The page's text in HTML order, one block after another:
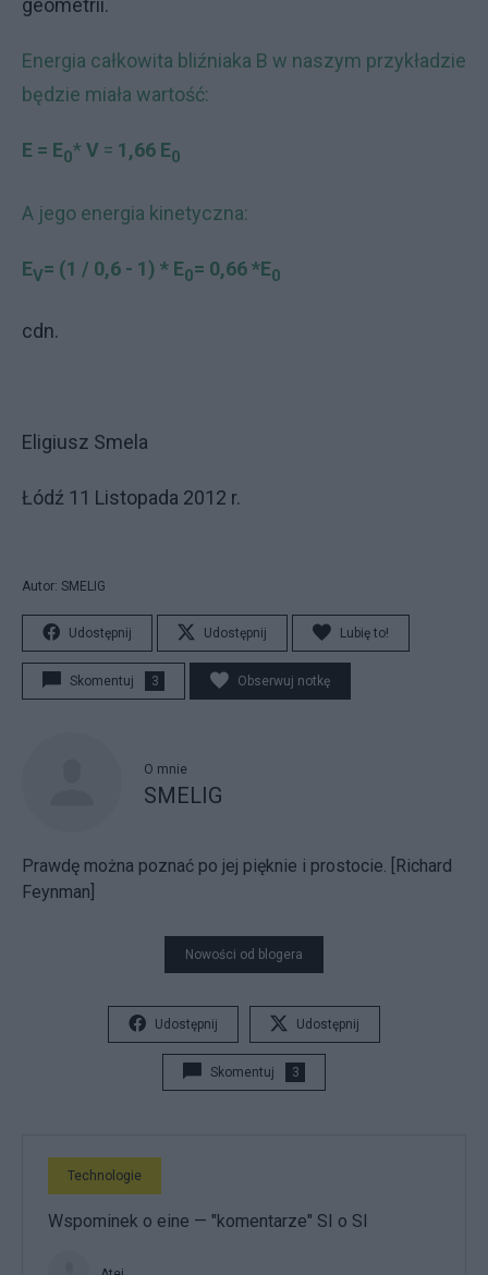
geometrii.
Energia całkowita bliźniaka B w naszym przykładzie
będzie miała wartość:
E = E0* V = 1,66 E0
A jego energia kinetyczna:
EV= (1 / 0,6 - 1) * E0= 0,66 *E0
cdn.
Eligiusz Smela
Łódź 11 Listopada 2012 r.
Autor: SMELIG
Udostępnij Udostępnij Lubię to!
Skomentuj 3 Obserwuj notkę
O mnie
SMELIG
Prawdę można poznać po jej pięknie i prostocie. [Richard
Feynman]
Nowości od blogera
Udostępnij Udostępnij
Skomentuj 3
Technologie
Wspominek o eine — "komentarze" SI o SI